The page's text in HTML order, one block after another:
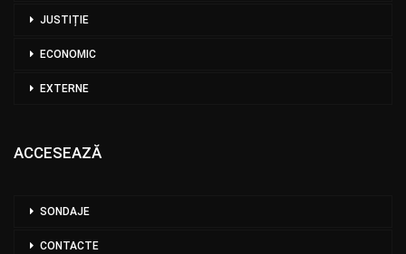
JUSTIȚIE
ECONOMIC
EXTERNE
ACCESEAZĂ
SONDAJE
CONTACTE